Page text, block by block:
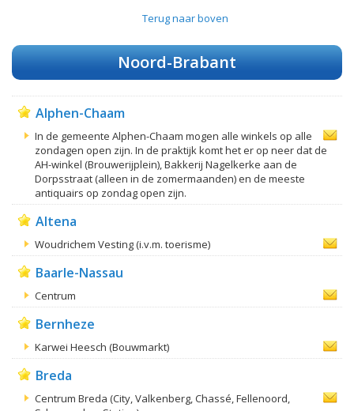
Terug naar boven
Noord-Brabant
Alphen-Chaam
In de gemeente Alphen-Chaam mogen alle winkels op alle
zondagen open zijn. In de praktijk komt het er op neer dat de
AH-winkel (Brouwerijplein), Bakkerij Nagelkerke aan de
Dorpsstraat (alleen in de zomermaanden) en de meeste
antiquairs op zondag open zijn.
Altena
Woudrichem Vesting (i.v.m. toerisme)
Baarle-Nassau
Centrum
Bernheze
Karwei Heesch (Bouwmarkt)
Breda
Centrum Breda (City, Valkenberg, Chassé, Fellenoord,